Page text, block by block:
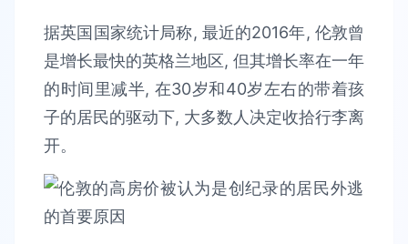
据英国国家统计局称, 最近的2016年, 伦敦曾
是增长最快的英格兰地区, 但其增长率在一年
的时间里减半, 在30岁和40岁左右的带着孩
子的居民的驱动下, 大多数人决定收拾行李离
开。